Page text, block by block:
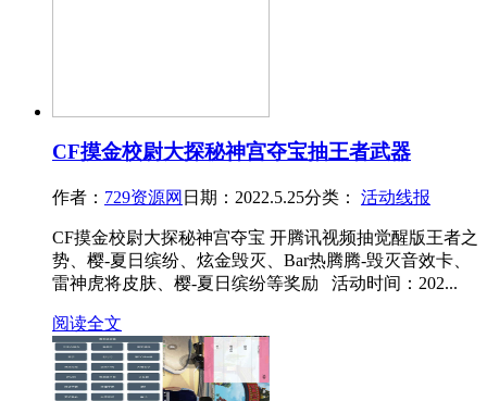
CF摸金校尉大探秘神宫夺宝抽王者武器
作者： 729资源网 日期：2022.5.25分类： 活动线报
CF摸金校尉大探秘神宫夺宝 开腾讯视频抽觉醒版王者之
势、樱-夏日缤纷、炫金毁灭、Bar热腾腾-毁灭音效卡、
雷神虎将皮肤、樱-夏日缤纷等奖励 活动时间：202...
阅读全文